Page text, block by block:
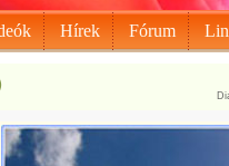
Hírek Fórum